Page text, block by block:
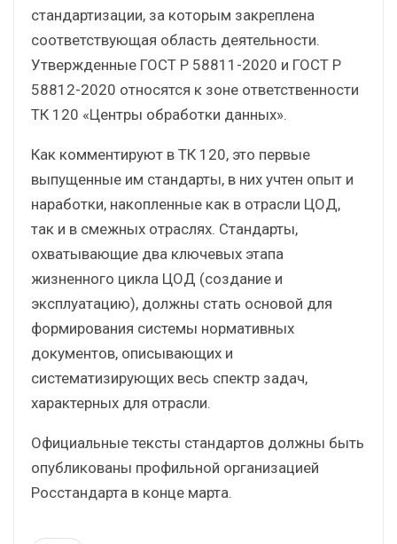
стандартизации, за которым закреплена
соответствующая область деятельности.
Утвержденные ГОСТ Р 58811-2020 и ГОСТ Р
58812-2020 относятся к зоне ответственности
ТК 120 «Центры обработки данных».
Как комментируют в ТК 120, это первые
выпущенные им стандарты, в них учтен опыт и
наработки, накопленные как в отрасли ЦОД,
так и в смежных отраслях. Стандарты,
охватывающие два ключевых этапа
жизненного цикла ЦОД (создание и
эксплуатацию), должны стать основой для
формирования системы нормативных
документов, описывающих и
систематизирующих весь спектр задач,
характерных для отрасли.
Официальные тексты стандартов должны быть
опубликованы профильной организацией
Росстандарта в конце марта.